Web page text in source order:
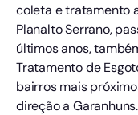
coleta e tratamento
Planalto Serrano,
últimos anos,
Tratamento de
bairros mais
direção a Garanhuns.